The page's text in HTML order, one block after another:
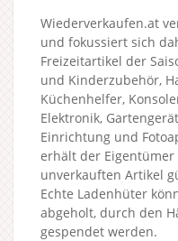
Wiederverkaufen.at
und fokussiert sich
Freizeitartikel der
und Kinderzubehör,
Küchenhelfer,
Elektronik,
Einrichtung und
erhält der
unverkauften Artikel
Echte Ladenhüter
abgeholt, durch den
gespendet werden.